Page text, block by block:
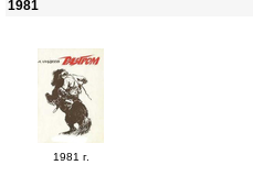
1981
1981 г.